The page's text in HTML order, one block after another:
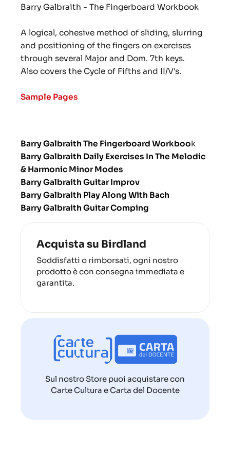
Barry Galbraith - The Fingerboard Workbook
A logical, cohesive method of sliding, slurring
and positioning of the fingers on exercises
through several Major and Dom. 7th keys.
Also covers the Cycle of Fifths and II/V's.
Sample Pages
Barry Galbraith The Fingerboard Workbook
Barry Galbraith Daily Exercises In The Melodic
& Harmonic Minor Modes
Barry Galbraith Guitar Improv
Barry Galbraith Play Along With Bach
Barry Galbraith Guitar Comping
Acquista su Birdland
Soddisfatti o rimborsati, ogni nostro
prodotto è con consegna immediata e
garantita.
Sul nostro Store puoi acquistare con
Carte Cultura e Carta del Docente